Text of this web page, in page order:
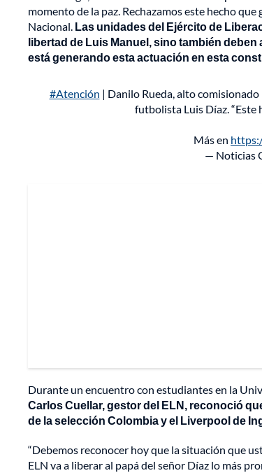
momento de la paz. Rechazamos este hecho
Nacional. Las unidades del Ejército de
libertad de Luis Manuel, sino también
está generando esta actuación en esta
#Atención | Danilo Rueda, alto
futbolista Luis Díaz. “Este
Más en
— Noticias
Durante un encuentro con estudiantes en la
Carlos Cuellar, gestor del ELN, reconoció
de la selección Colombia y el Liverpool de
“Debemos reconocer hoy que la situación que
ELN va a liberar al papá del señor Díaz lo más